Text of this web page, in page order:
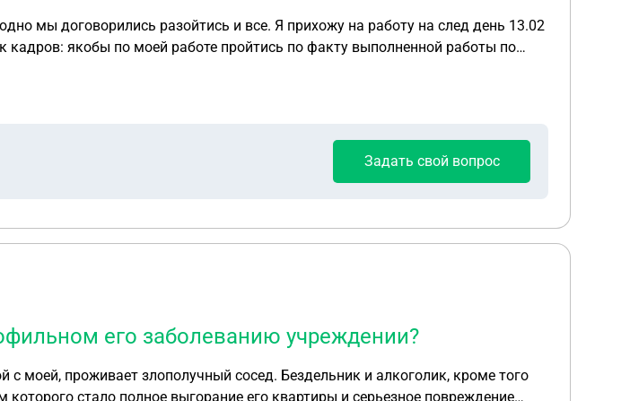
мы договорились разойтись и все. Я прихожу на работу на след день 13.02
якобы по моей работе пройтись по факту выполненной работы по
вообще могут проверять мою работу и копаться в документах
Задать свой вопрос
его заболеванию учреждении?
моей, проживает злополучный сосед. Бездельник и алкоголик, кроме того
стало полное выгорание его квартиры и серьезное повреждение